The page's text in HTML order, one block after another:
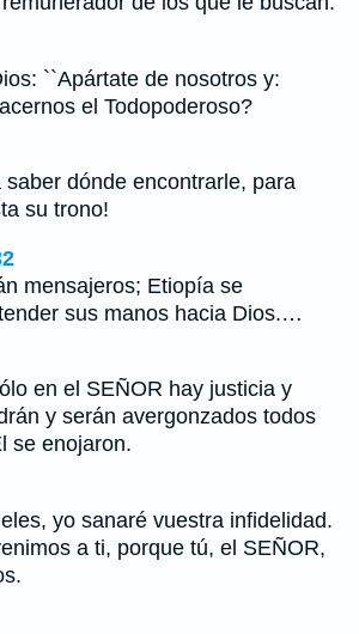
``Apártate de nosotros y:
el Todopoderoso?
saber dónde encontrarle, para
su trono!
mensajeros; Etiopía se
sus manos hacia Dios.…
en el SEÑOR hay justicia y
y serán avergonzados todos
se enojaron.
yo sanaré vuestra infidelidad.
a ti, porque tú, el SEÑOR,